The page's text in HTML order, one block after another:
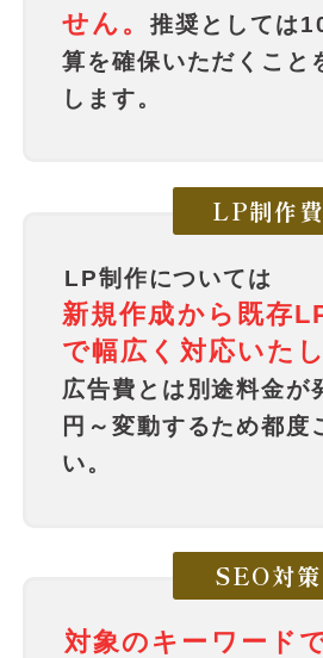
せん。推奨としては
算を確保いただくこと
します。
LP制作費
LP制作については
新規作成から既存
で幅広く対応いた
広告費とは別途料金が
円～変動するため都度
い。
SEO対策
対象のキーワード